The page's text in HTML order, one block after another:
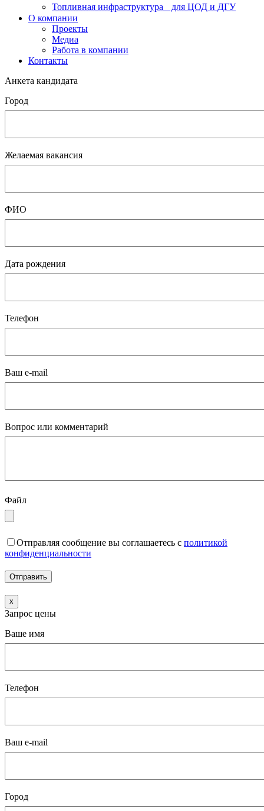
Топливная инфраструктура для ЦОД и ДГУ
О компании
Проекты
Медиа
Работа в компании
Контакты
Анкета кандидата
Город
Желаемая вакансия
ФИО
Дата рождения
Телефон
Ваш e-mail
Вопрос или комментарий
Файл
Отправляя сообщение вы соглашаетесь с политикой
конфиденциальности
x
Запрос цены
Ваше имя
Телефон
Ваш e-mail
Город